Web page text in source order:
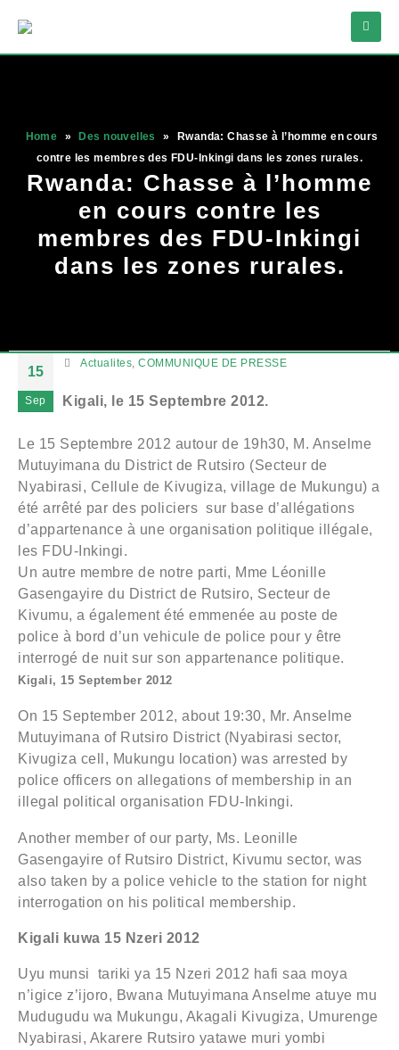
Home » Des nouvelles »
Rwanda: Chasse à l’homme en cours
contre les membres des FDU-Inkingi dans les zones rurales.
Rwanda: Chasse à l’homme
en cours contre les
membres des FDU-Inkingi
dans les zones rurales.
15
Sep
Actualites ,COMMUNIQUE DE PRESSE
Kigali, le 15 Septembre 2012.
Le 15 Septembre 2012 autour de 19h30, M. Anselme
Mutuyimana du District de Rutsiro (Secteur de
Nyabirasi, Cellule de Kivugiza, village de Mukungu) a
été arrêté par des policiers sur base d’allégations
d’appartenance à une organisation politique illégale,
les FDU-Inkingi.
Un autre membre de notre parti, Mme Léonille
Gasengayire du District de Rutsiro, Secteur de
Kivumu, a également été emmenée au poste de
police à bord d’un vehicule de police pour y être
interrogé de nuit sur son appartenance politique.
Kigali, 15 September 2012
On 15 September 2012, about 19:30, Mr. Anselme
Mutuyimana of Rutsiro District (Nyabirasi sector,
Kivugiza cell, Mukungu location) was arrested by
police officers on allegations of membership in an
illegal political organisation FDU-Inkingi.
Another member of our party, Ms. Leonille
Gasengayire of Rutsiro District, Kivumu sector, was
also taken by a police vehicle to the station for night
interrogation on his political membership.
Kigali kuwa 15 Nzeri 2012
Uyu munsi tariki ya 15 Nzeri 2012 hafi saa moya
n’igice z’ijoro, Bwana Mutuyimana Anselme atuye mu
Mudugudu wa Mukungu, Akagali Kivugiza, Umurenge
Nyabirasi, Akarere Rutsiro yatawe muri yombi